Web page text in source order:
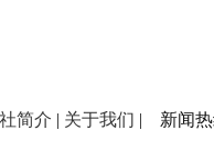
简介 | 关于我们 | 新闻热